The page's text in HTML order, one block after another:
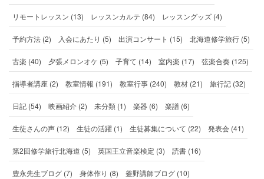
リモートレッスン (13) レッスンカルテ (84) レッスングッズ (4)
予約方法 (2) 入会にあたり (5) 出演コンサート (15) 北海道修学旅行 (5)
古楽 (40) 夕張メロンオケ (5) 子育て (14) 室内楽 (17) 弦楽合奏 (125)
指導者講座 (2) 教室情報 (191) 教室行事 (240) 教材 (21) 旅行記 (32)
日記 (54) 映画紹介 (2) 未分類 (1) 楽器 (6) 楽譜 (6)
生徒さんの声 (12) 生徒の活躍 (1) 生徒募集について (22) 発表会 (41)
第2回修学旅行北海道 (5) 英国王立音楽検定 (3) 読書 (16)
豊永先生ブログ (7) 身体作り (8) 釜野講師ブログ (10)